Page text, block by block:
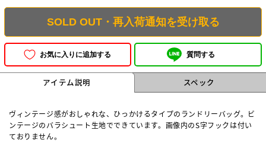
SOLD OUT・再入荷通知を受け取る
質問する
お気に入りに追加する
アイテム説明
ヴィンテージ感がおしゃれな、ひっかけるタイプのランドリーバッグ。ビ
ンテージのバラシュート生地でできています。画像内のS字フックは付い
ておりません。
スペック